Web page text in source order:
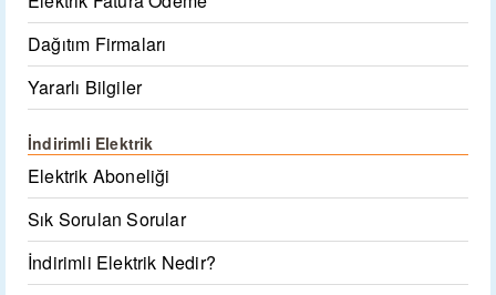
Dağıtım Firmaları
Yararlı Bilgiler
İndirimli Elektrik
Elektrik Aboneliği
Sık Sorulan Sorular
İndirimli Elektrik Nedir?